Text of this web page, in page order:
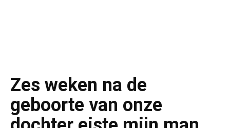
Zes weken na de
geboorte van onze